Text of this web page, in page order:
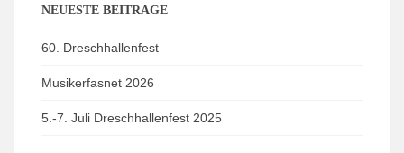
NEUESTE BEITRÄGE
60. Dreschhallenfest
Musikerfasnet 2026
5.-7. Juli Dreschhallenfest 2025